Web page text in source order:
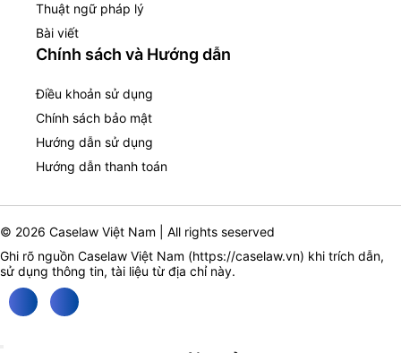
Thuật ngữ pháp lý
Bài viết
Chính sách và Hướng dẫn
Điều khoản sử dụng
Chính sách bảo mật
Hướng dẫn sử dụng
Hướng dẫn thanh toán
© 2026 Caselaw Việt Nam | All rights seserved
Ghi rõ nguồn Caselaw Việt Nam (https://caselaw.vn) khi trích dẫn,
sử dụng thông tin, tài liệu từ địa chỉ này.